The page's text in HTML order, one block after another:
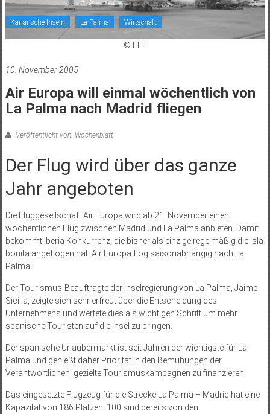
Kanarische Inseln La Palma Wirtschaft
© EFE
10. November 2005
Air Europa will einmal wöchentlich von
La Palma nach Madrid fliegen
Veröffentlicht von: Wochenblatt
Der Flug wird über das ganze
Jahr angeboten
Die Fluggesellschaft Air Europa wird ab 21. November einen
wöchentlichen Flug zwischen Madrid und La Palma anbieten. Damit
bekommt Iberia Konkurrenz, die bisher als einzige regelmäßig die isla
bonita angeflogen hat. Air Europa flog saisonabhängig nach La
Palma.
Der Tourismus-Beauftragte der Inselregierung von La Palma, Jaime
Sicilia, zeigte sich sehr erfreut über die Entscheidung des
Unternehmens und wertete dies als wichtigen Schritt um mehr
spanische Touristen auf die Insel zu bringen.
Der spanische Urlaubermarkt ist seit Jahren der wichtigste für La
Palma und genießt daher Priorität in den Bemühungen der
Verantwortlichen, gezielte Tourismuskampagnen zu finanzieren.
Das eingesetzte Flugzeug für die Strecke La Palma – Madrid hat eine
Kapazität von 186 Plätzen. 100 sind bereits von den